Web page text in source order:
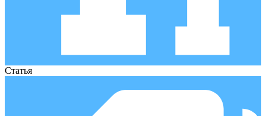
Статья